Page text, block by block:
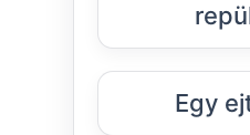
Egy